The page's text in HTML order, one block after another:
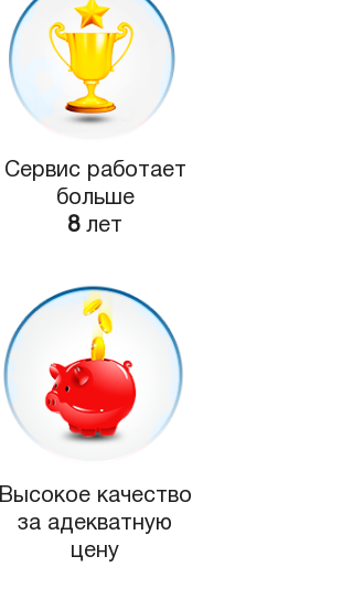
Сервис работает
больше
8лет
Высокое качество
за адекватную
цену